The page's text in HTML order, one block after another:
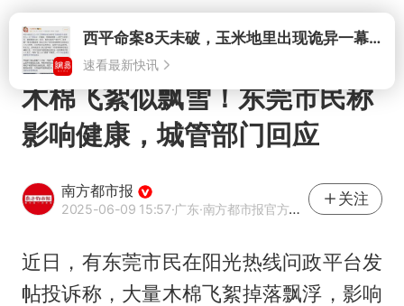
打开
木棉飞絮似飘雪！东莞市民称
影响健康，城管部门回应
南方都市报
2025-06-09 15:57·广东·南方都市报官方网易号
关注
近日，有东莞市民在阳光热线问政平台发
帖投诉称，大量木棉飞絮掉落飘浮，影响